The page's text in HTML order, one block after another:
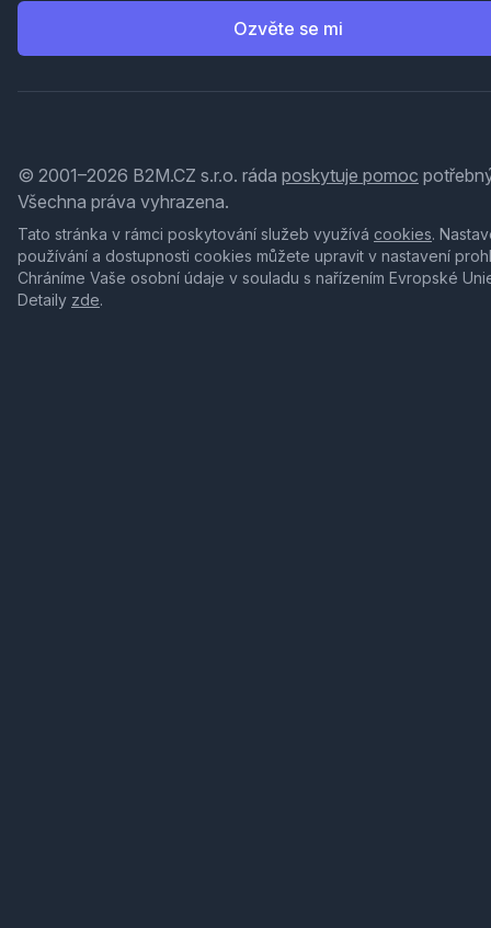
Ozvěte se mi
© 2001–2026 B2M.CZ s.r.o. ráda poskytuje pomoc
Všechna práva vyhrazena.
Tato stránka v rámci poskytování služeb využívá cookies.
používání a dostupnosti cookies můžete upravit v nastavení
Chráníme Vaše osobní údaje v souladu s nařízením Evropské
Detaily zde.